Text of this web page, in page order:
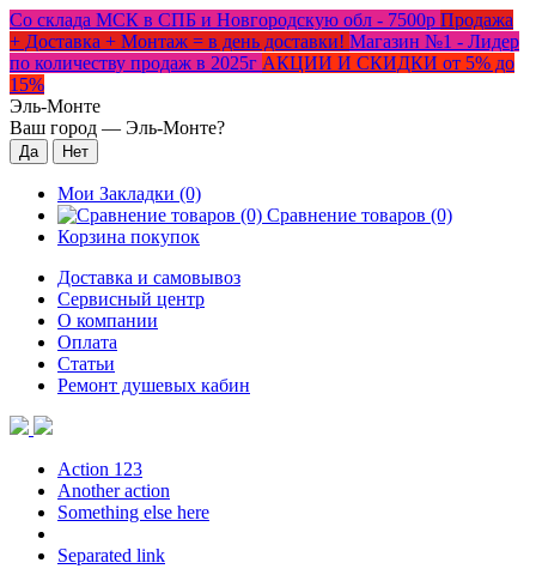
Со склада МСК в СПБ и Новгородскую обл - 7500р Продажа
+ Доставка + Монтаж = в день доставки! Магазин №1 - Лидер
по количеству продаж в 2025г АКЦИИ И СКИДКИ от 5% до
15%
Эль-Монте
Ваш город — Эль-Монте?
Мои Закладки (0)
Сравнение товаров (0)
Корзина покупок
Доставка и самовывоз
Сервисный центр
О компании
Оплата
Статьи
Ремонт душевых кабин
Action 123
Another action
Something else here
Separated link